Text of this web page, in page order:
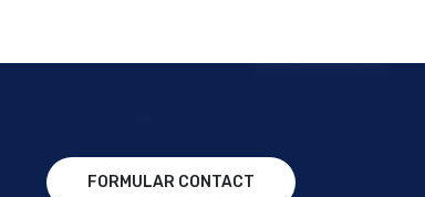
FORMULAR CONTACT